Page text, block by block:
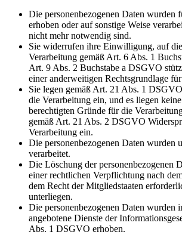
Die personenbezogenen Daten wurden
erhoben oder auf sonstige Weise
nicht mehr notwendig sind.
Sie widerrufen ihre Einwilligung, auf
Verarbeitung gemäß Art. 6 Abs. 1
Art. 9 Abs. 2 Buchstabe a DSGVO
einer anderweitigen Rechtsgrundlage
Sie legen gemäß Art. 21 Abs. 1
die Verarbeitung ein, und es liegen
berechtigten Gründe für die
gemäß Art. 21 Abs. 2 DSGVO
Verarbeitung ein.
Die personenbezogenen Daten wurden
verarbeitet.
Die Löschung der personenbezogenen
einer rechtlichen Verpflichtung nach
dem Recht der Mitgliedstaaten
unterliegen.
Die personenbezogenen Daten wurden
angebotene Dienste der
Abs. 1 DSGVO erhoben.